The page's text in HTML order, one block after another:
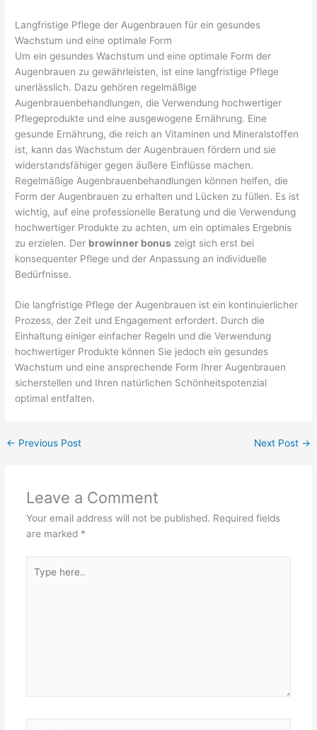
Langfristige Pflege der Augenbrauen für ein gesundes
Wachstum und eine optimale Form
Um ein gesundes Wachstum und eine optimale Form der
Augenbrauen zu gewährleisten, ist eine langfristige Pflege
unerlässlich. Dazu gehören regelmäßige
Augenbrauenbehandlungen, die Verwendung hochwertiger
Pflegeprodukte und eine ausgewogene Ernährung. Eine
gesunde Ernährung, die reich an Vitaminen und Mineralstoffen
ist, kann das Wachstum der Augenbrauen fördern und sie
widerstandsfähiger gegen äußere Einflüsse machen.
Regelmäßige Augenbrauenbehandlungen können helfen, die
Form der Augenbrauen zu erhalten und Lücken zu füllen. Es ist
wichtig, auf eine professionelle Beratung und die Verwendung
hochwertiger Produkte zu achten, um ein optimales Ergebnis
zu erzielen. Der browinner bonus zeigt sich erst bei
konsequenter Pflege und der Anpassung an individuelle
Bedürfnisse.
Die langfristige Pflege der Augenbrauen ist ein kontinuierlicher
Prozess, der Zeit und Engagement erfordert. Durch die
Einhaltung einiger einfacher Regeln und die Verwendung
hochwertiger Produkte können Sie jedoch ein gesundes
Wachstum und eine ansprechende Form Ihrer Augenbrauen
sicherstellen und Ihren natürlichen Schönheitspotenzial
optimal entfalten.
← Previous Post Next Post →
Leave a Comment
Your email address will not be published. Required fields
are marked *
here..